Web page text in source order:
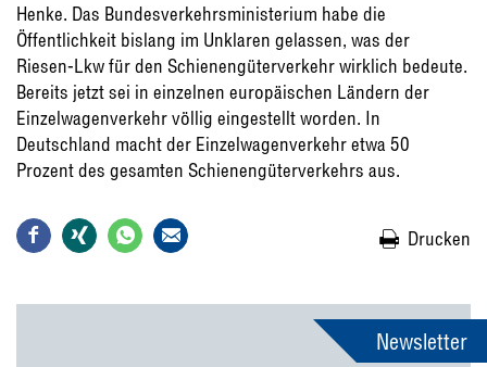
Henke. Das Bundesverkehrsministerium habe die
Öffentlichkeit bislang im Unklaren gelassen, was der
Riesen-Lkw für den Schienengüterverkehr wirklich bedeute.
Bereits jetzt sei in einzelnen europäischen Ländern der
Einzelwagenverkehr völlig eingestellt worden. In
Deutschland macht der Einzelwagenverkehr etwa 50
Prozent des gesamten Schienengüterverkehrs aus.
Drucken
Newsletter